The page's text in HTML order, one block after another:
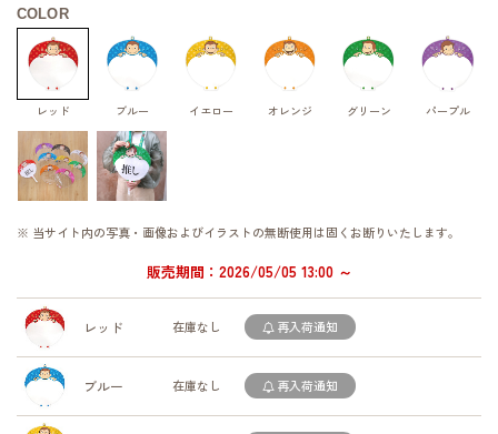
COLOR
レッド ブルー イエロー オレンジ グリーン パープル
※ 当サイト内の写真・画像およびイラストの無断使用は固くお断りいたします。
販売期間：2026/05/05 13:00 ～
レッド 在庫なし 再入荷通知
ブルー 在庫なし 再入荷通知